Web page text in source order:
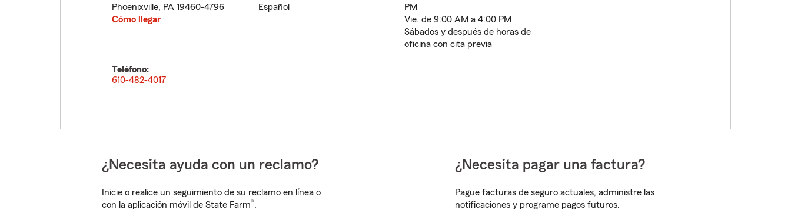
Phoenixville, PA 19460-4796
Cómo llegar
Español
PM
Vie. de 9:00 AM a 4:00 PM
Sábados y después de horas de
oficina con cita previa
Teléfono:
610-482-4017
¿Necesita ayuda con un reclamo?
Inicie o realice un seguimiento de su reclamo en línea o
con la aplicación móvil de State Farm®.
¿Necesita pagar una factura?
Pague facturas de seguro actuales, administre las
notificaciones y programe pagos futuros.